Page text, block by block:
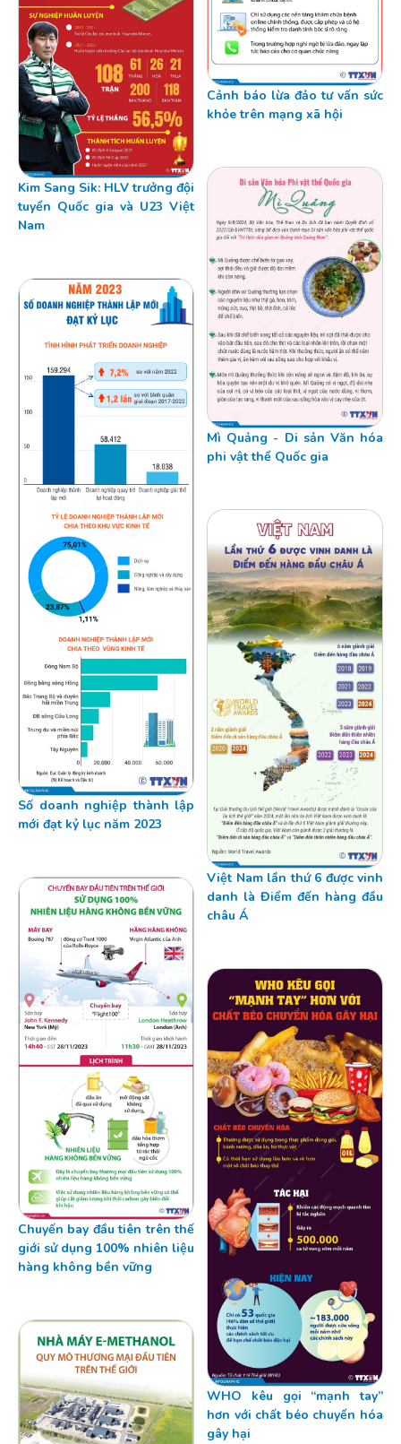
Kim Sang Sik: HLV trưởng đội
tuyển Quốc gia và U23 Việt
Nam
Số doanh nghiệp thành lập
mới đạt kỷ lục năm 2023
Chuyến bay đầu tiên trên thế
giới sử dụng 100% nhiên liệu
hàng không bền vững
Cảnh báo lừa đảo tư vấn sức
khỏe trên mạng xã hội
Mì Quảng - Di sản Văn hóa
phi vật thể Quốc gia
Việt Nam lần thứ 6 được vinh
danh là Điểm đến hàng đầu
châu Á
WHO kêu gọi “mạnh tay”
hơn với chất béo chuyển hóa
gây hại